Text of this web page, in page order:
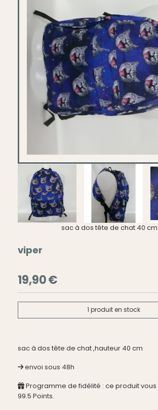
sac à dos tête de chat 40 cm
viper
19,90€
1 produit en stock
sac à dos tête de chat ,hauteur 40 cm
envoi sous 48h
Programme de fidélité : ce produit
99.5 Points.